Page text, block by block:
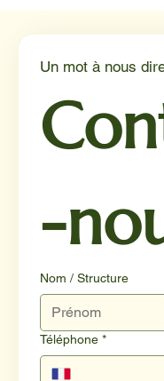
Un mot à nous
-
Nom / Structure
Téléphone *